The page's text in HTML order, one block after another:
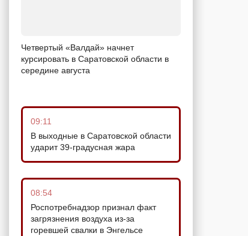
Четвертый «Валдай» начнет
курсировать в Саратовской области в
середине августа
09:11
В выходные в Саратовской области
ударит 39-градусная жара
08:54
Роспотребнадзор признал факт
загрязнения воздуха из-за
горевшей свалки в Энгельсе